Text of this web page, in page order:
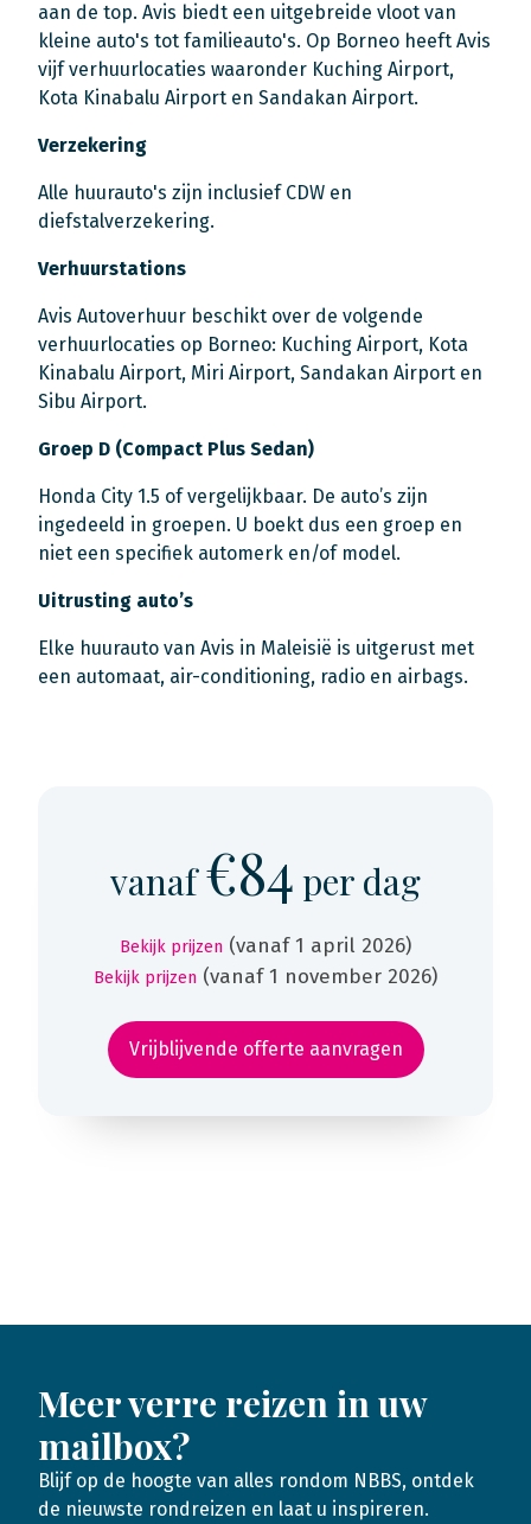
aan de top. Avis biedt een uitgebreide vloot van
kleine auto's tot familieauto's. Op Borneo heeft Avis
vijf verhuurlocaties waaronder Kuching Airport,
Kota Kinabalu Airport en Sandakan Airport.
Verzekering
Alle huurauto's zijn inclusief CDW en
diefstalverzekering.
Verhuurstations
Avis Autoverhuur beschikt over de volgende
verhuurlocaties op Borneo: Kuching Airport, Kota
Kinabalu Airport, Miri Airport, Sandakan Airport en
Sibu Airport.
Groep D (Compact Plus Sedan)
Honda City 1.5 of vergelijkbaar. De auto’s zijn
ingedeeld in groepen. U boekt dus een groep en
niet een specifiek automerk en/of model.
Uitrusting auto’s
Elke huurauto van Avis in Maleisië is uitgerust met
een automaat, air-conditioning, radio en airbags.
vanaf€84 per dag
Bekijk prijzen (vanaf 1 april 2026)
Bekijk prijzen (vanaf 1 november 2026)
Vrijblijvende offerte aanvragen
Meer verre reizen in uw
mailbox?
Blijf op de hoogte van alles rondom NBBS, ontdek
de nieuwste rondreizen en laat u inspireren.